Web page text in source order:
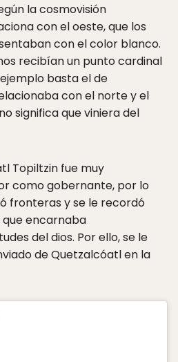
la cosmovisión
con el oeste, que los
con el color blanco.
recibían un punto cardinal
basta el de
con el norte y el
significa que viniera del
Topiltzin fue muy
como gobernante, por lo
fronteras y se le recordó
encarnaba
del dios. Por ello, se le
de Quetzalcóatl en la